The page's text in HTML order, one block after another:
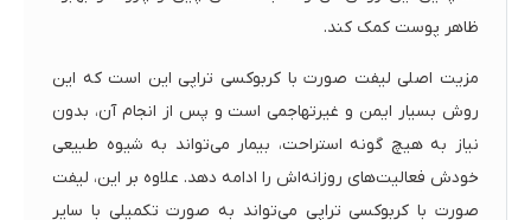
ظاهر پوست کمک کند.
مزیت اصلی لیفت صورت با کربوکسی تراپی این است که این
روش بسیار ایمن و غیرتهاجمی است و پس از انجام آن، بدون
نیاز به هیچ گونه استراحت، بیمار می‌تواند به شیوه طبیعی
خودش فعالیت‌های روزانه‌اش را ادامه دهد. علاوه بر این، لیفت
صورت با کربوکسی تراپی می‌تواند به صورت تکمیلی با سایر